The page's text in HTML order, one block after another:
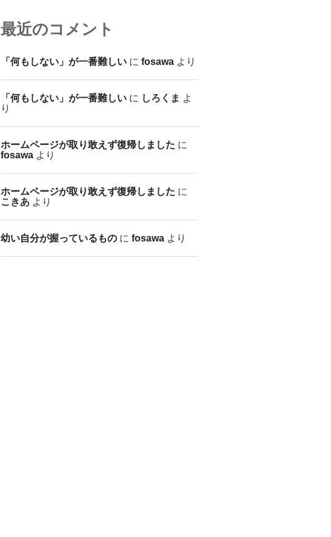
最近のコメント
「何もしない」が一番難しいに fosawaより
「何もしない」が一番難しいに しろくま よ
り
ホームページが取り敢えず復帰しました に
fosawaより
ホームページが取り敢えず復帰しました に
こきあより
幼い自分が握っているものに fosawaより